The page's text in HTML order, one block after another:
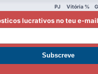
PJ Vitória %
3 67%
3 67%
Torna-te Premium
lucrativos no teu e-